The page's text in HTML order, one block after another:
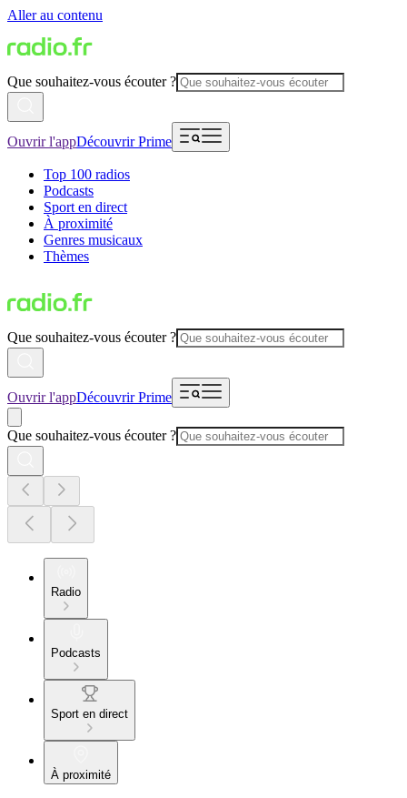
Aller au contenu
Que souhaitez-vous écouter ?
Ouvrir l'appDécouvrir Prime
Top 100 radios
Podcasts
Sport en direct
À proximité
Genres musicaux
Thèmes
Que souhaitez-vous écouter ?
Ouvrir l'appDécouvrir Prime
Que souhaitez-vous écouter ?
Radio
Podcasts
Sport en direct
À proximité